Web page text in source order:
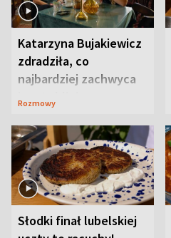
Katarzyna Bujakiewicz
zdradziła, co
najbardziej zachwyca
ją w Lublinie
Rozmowy
Słodki finał lubelskiej